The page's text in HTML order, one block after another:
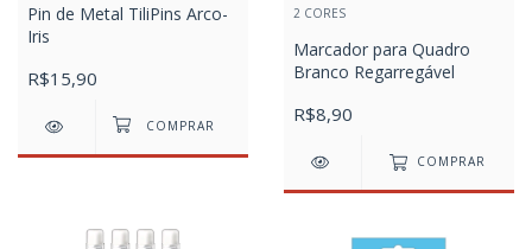
Pin de Metal TiliPins Arco-
Iris
R$15,90
2 CORES
Marcador para Quadro
Branco Regarregável
R$8,90
COMPRAR